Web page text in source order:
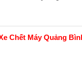
Chết Máy Quảng